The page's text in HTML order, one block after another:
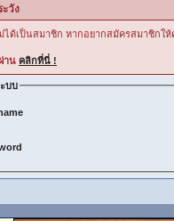
วัง
ได้เป็นสมาชิก หากอยากสมัครสมาชิกใ
าน คลิกที่นี่ !
บบ